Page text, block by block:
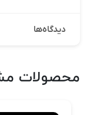
دیدگاه‌ها
محصولات